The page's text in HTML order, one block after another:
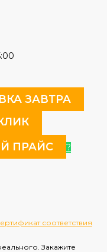
ЗАВТРА
ПРАЙС
?
соответствия
Закажите